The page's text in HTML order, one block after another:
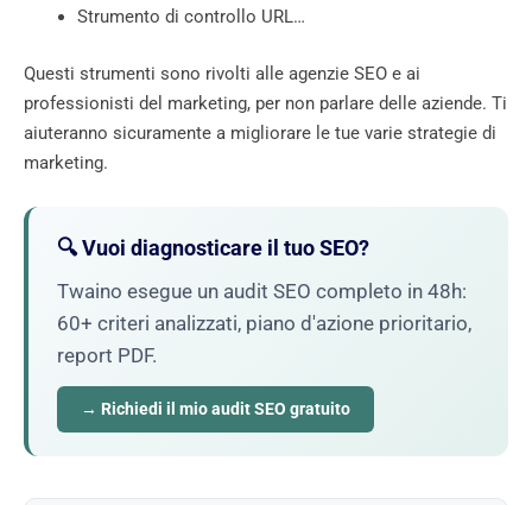
Strumento di controllo URL…
Questi strumenti sono rivolti alle agenzie SEO e ai
professionisti del marketing, per non parlare delle aziende. Ti
aiuteranno sicuramente a migliorare le tue varie strategie di
marketing.
🔍 Vuoi diagnosticare il tuo SEO?
Twaino esegue un audit SEO completo in 48h:
60+ criteri analizzati, piano d'azione prioritario,
report PDF.
→ Richiedi il mio audit SEO gratuito